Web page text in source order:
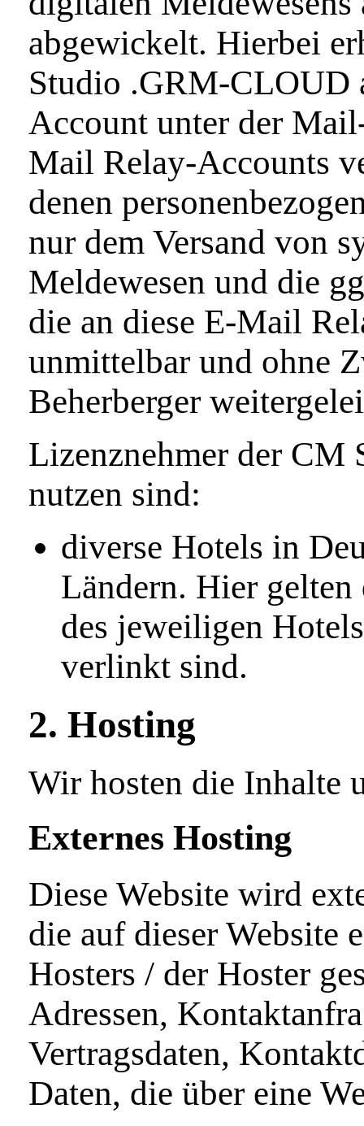
abgewickelt. Hierbei
Studio .GRM-CLOUD
Account unter der
Mail Relay-Accounts
denen
nur dem Versand von
Meldewesen und die
die an diese E-Mail
unmittelbar und ohne
Beherberger
Lizenznehmer der CM
nutzen sind:
diverse Hotels in
Ländern. Hier
des jeweiligen
verlinkt sind.
2. Hosting
Wir hosten die Inhalte
Externes Hosting
Diese Website wird
die auf dieser Website
Hosters / der Hoster
Adressen,
Vertragsdaten,
Daten, die über eine